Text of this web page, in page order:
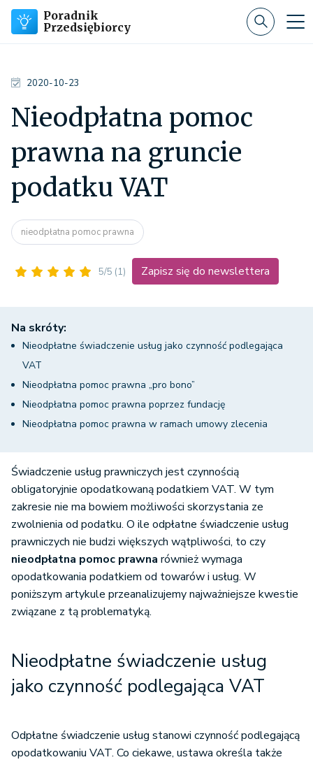
Poradnik
Przedsiębiorcy
2020-10-23
Nieodpłatna pomoc
prawna na gruncie
podatku VAT
nieodpłatna pomoc prawna
5/5 (1) Zapisz się do newslettera
Na skróty:
Nieodpłatne świadczenie usług jako czynność podlegająca
VAT
Nieodpłatna pomoc prawna „pro bono”
Nieodpłatna pomoc prawna poprzez fundację
Nieodpłatna pomoc prawna w ramach umowy zlecenia
Świadczenie usług prawniczych jest czynnością
obligatoryjnie opodatkowaną podatkiem VAT. W tym
zakresie nie ma bowiem możliwości skorzystania ze
zwolnienia od podatku. O ile odpłatne świadczenie usług
prawniczych nie budzi większych wątpliwości, to czy
nieodpłatna pomoc prawna również wymaga
opodatkowania podatkiem od towarów i usług. W
poniższym artykule przeanalizujemy najważniejsze kwestie
związane z tą problematyką.
Nieodpłatne świadczenie usług
jako czynność podlegająca VAT
Odpłatne świadczenie usług stanowi czynność podlegającą
opodatkowaniu VAT. Co ciekawe, ustawa określa także